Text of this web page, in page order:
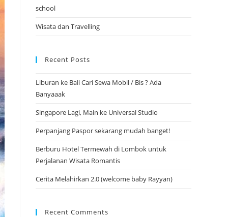
school
Wisata dan Travelling
Recent Posts
Liburan ke Bali Cari Sewa Mobil / Bis ? Ada
Banyaaak
Singapore Lagi, Main ke Universal Studio
Perpanjang Paspor sekarang mudah banget!
Berburu Hotel Termewah di Lombok untuk
Perjalanan Wisata Romantis
Cerita Melahirkan 2.0 (welcome baby Rayyan)
Recent Comments